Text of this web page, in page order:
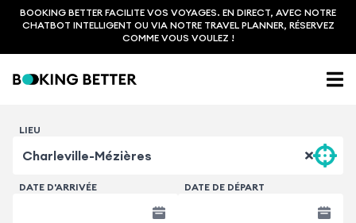
BOOKING BETTER FACILITE VOS VOYAGES. EN DIRECT, AVEC NOTRE
CHATBOT INTELLIGENT OU VIA NOTRE TRAVEL PLANNER, RÉSERVEZ
COMME VOUS VOULEZ !
LIEU
DATE D'ARRIVÉE DATE DE DÉPART